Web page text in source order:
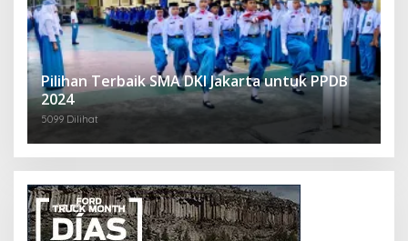
Pilihan Terbaik SMA DKI Jakarta untuk PPDB
2024
5099 Dilihat